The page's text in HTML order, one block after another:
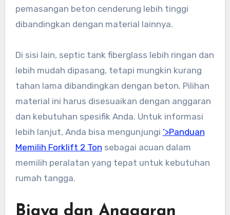
pemasangan beton cenderung lebih tinggi
dibandingkan dengan material lainnya.
Di sisi lain, septic tank fiberglass lebih ringan dan
lebih mudah dipasang, tetapi mungkin kurang
tahan lama dibandingkan dengan beton. Pilihan
material ini harus disesuaikan dengan anggaran
dan kebutuhan spesifik Anda. Untuk informasi
lebih lanjut, Anda bisa mengunjungi ‘>Panduan
Memilih Forklift 2 Ton sebagai acuan dalam
memilih peralatan yang tepat untuk kebutuhan
rumah tangga.
Biaya dan Anggaran